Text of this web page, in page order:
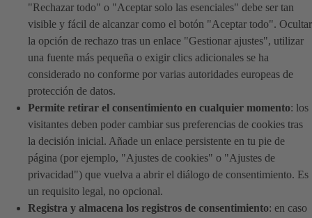
"Rechazar todo" o "Aceptar solo las esenciales" debe ser tan
visible y fácil de alcanzar como el botón "Aceptar todo". Ocultar
la opción de rechazo tras un enlace "Gestionar ajustes", utilizar
una fuente más pequeña o exigir clics adicionales se ha
considerado no conforme por varias autoridades europeas de
protección de datos.
Permite retirar el consentimiento en cualquier momento: los
visitantes deben poder cambiar sus preferencias de cookies tras
la decisión inicial. Añade un enlace persistente en tu pie de
página (por ejemplo, "Ajustes de cookies" o "Ajustes de
privacidad") que vuelva a abrir el diálogo de consentimiento. Es
un requisito legal, no opcional.
Registra y almacena los registros de consentimiento: en caso